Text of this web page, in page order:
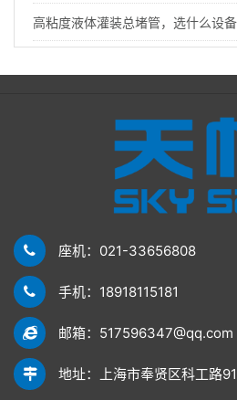
高粘度液体灌装总堵管，选什么设
座机：021-33656808
手机：18918115181
邮箱：517596347@qq.com
地址：上海市奉贤区科工路